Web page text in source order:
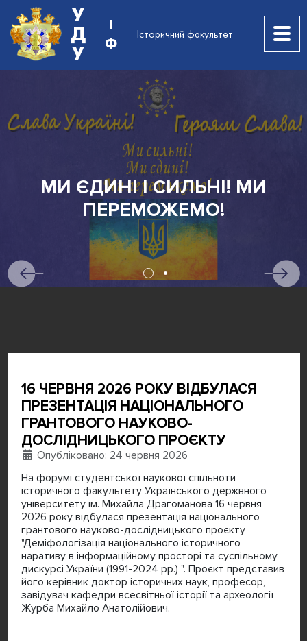
У
Д
У
І
Ф
Історичний факультет
АБІТУРІЄНТАМ
16 ЧЕРВНЯ 2026 РОКУ ВІДБУЛАСЯ
ПРЕЗЕНТАЦІЯ НАЦІОНАЛЬНОГО
ГРАНТОВОГО НАУКОВО-
ДОСЛІДНИЦЬКОГО ПРОЄКТУ
Деталі
Опубліковано: 24 червня 2026
На форумі студентської наукової спільноти
історичного факультету Українського держвного
університету ім. Михайла Драгоманова 16 червня
2026 року відбулася презентація національного
грантового науково-дослідницького проєкту
"Деміфологізація національного історичного
наративу в інформаційному просторі та суспільному
дискурсі України (1991-2024 рр.) ". Проєкт представив
його керівник доктор історичних наук, професор,
завідувач кафедри всесвітньої історії та археології
Журба Михайло Анатолійович.